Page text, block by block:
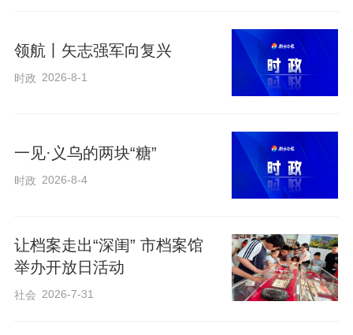
领航丨矢志强军向复兴
时政 2026-8-1
一见·义乌的两块“糖”
时政 2026-8-4
让档案走出“深闺” 市档案馆
举办开放日活动
社会 2026-7-31